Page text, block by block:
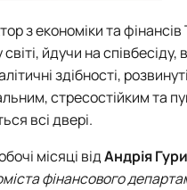
з економіки та
йдучи на
здібності,
стресостійким та
всі двері.
місяці відАндрія
фінансового